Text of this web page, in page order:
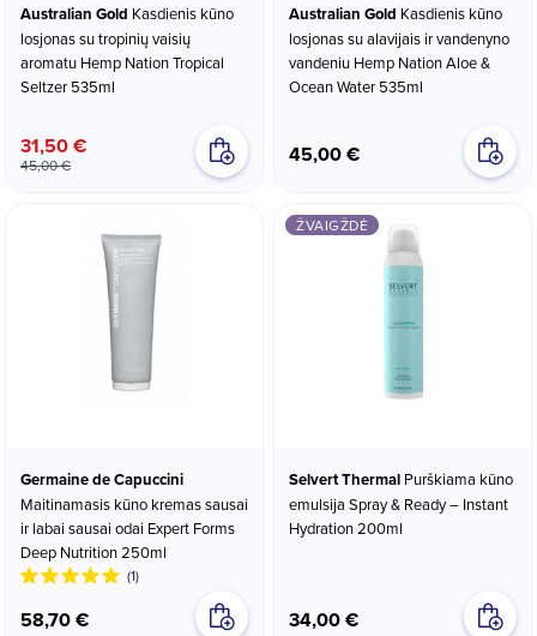
Australian Gold
losjonas su tropinių vaisių
aromatu Hemp Nation Tropical
Seltzer 535ml
31,50 €
45,00 €
Australian Gold
losjonas su alavijais ir vandenyno
vandeniu Hemp Nation Aloe &
Ocean Water 535ml
45,00 €
Germaine de Capuccini
Maitinamasis kūno kremas sausai
ir labai sausai odai Expert Forms
Deep Nutrition 250ml
(1)
58,70 €
Selvert Thermal
emulsija Spray & Ready – Instant
Hydration 200ml
34,00 €
ŽVAIGŽDĖ